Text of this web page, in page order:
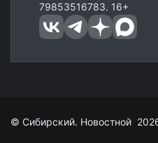
79853516783. 16+
© Сибирский. Новостной